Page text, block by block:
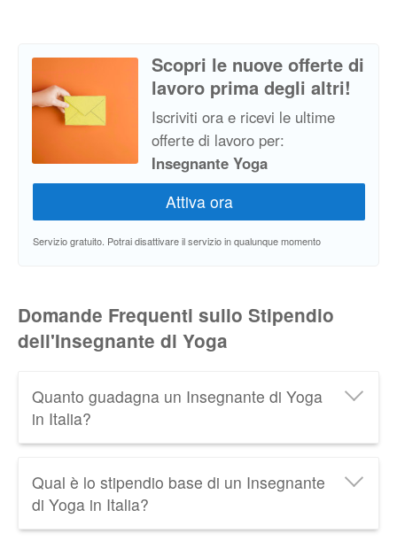
Scopri le nuove offerte di
lavoro prima degli altri!
Iscriviti ora e ricevi le ultime
offerte di lavoro per:
Insegnante Yoga
Servizio gratuito. Potrai disattivare il servizio in qualunque momento
Domande Frequenti sullo Stipendio
dell'Insegnante di Yoga
Quanto guadagna un Insegnante di Yoga
in Italia?
1.700 € netti al mese , cioè circa30 € lordi all'ora
Scopri tutti i dati relativi allo
dell'Insegnante di Yogaaggiornati al 2026.
Qual è lo stipendio base di un Insegnante
di Yoga in Italia?